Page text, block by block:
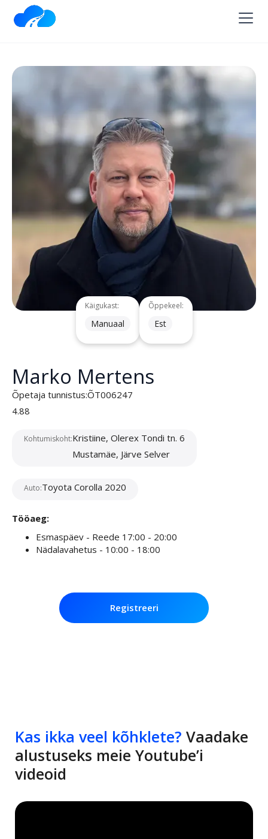
Käigukast:
Manuaal
Õppekeel:
Est
Marko Mertens
Õpetaja tunnistus:ÕT006247
4.88
Kohtumiskoht:Kristiine, Olerex Tondi tn. 6
Mustamäe, Järve Selver
Auto:Toyota Corolla 2020
Tööaeg:
Esmaspäev - Reede 17:00 - 20:00
Nädalavahetus - 10:00 - 18:00
Registreeri
Kas ikka veel kõhklete? Vaadake
alustuseks meie Youtube’i
videoid